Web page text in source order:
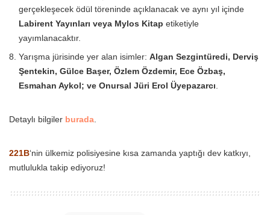
gerçekleşecek ödül töreninde açıklanacak ve aynı yıl içinde
Labirent Yayınları veya Mylos Kitap etiketiyle
yayımlanacaktır.
Yarışma jürisinde yer alan isimler: Algan Sezgintüredi, Derviş
Şentekin, Gülce Başer, Özlem Özdemir, Ece Özbaş,
Esmahan Aykol; ve Onursal Jüri Erol Üyepazarcı
Detaylı bilgiler burada
221B‘nin ülkemiz polisiyesine kısa zamanda yaptığı dev katkıyı,
mutlulukla takip ediyoruz!